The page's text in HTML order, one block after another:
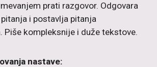
prati razgovor. Odgovara
i postavlja pitanja
Piše kompleksnije i duže tekstove.
nastave: